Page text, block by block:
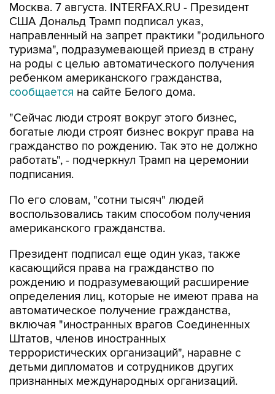
Москва. 7 августа. INTERFAX.RU - Президент
США Дональд Трамп подписал указ,
направленный на запрет практики "родильного
туризма", подразумевающей приезд в страну
на роды с целью автоматического получения
ребенком американского гражданства,
сообщается на сайте Белого дома.
"Сейчас люди строят вокруг этого бизнес,
богатые люди строят бизнес вокруг права на
гражданство по рождению. Так это не должно
работать", - подчеркнул Трамп на церемонии
подписания.
По его словам, "сотни тысяч" людей
воспользовались таким способом получения
американского гражданства.
Президент подписал еще один указ, также
касающийся права на гражданство по
рождению и подразумевающий расширение
определения лиц, которые не имеют права на
автоматическое получение гражданства,
включая "иностранных врагов Соединенных
Штатов, членов иностранных
террористических организаций", наравне с
детьми дипломатов и сотрудников других
признанных международных организаций.